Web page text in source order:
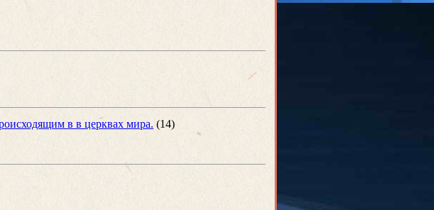
в в церквах мира. (14)